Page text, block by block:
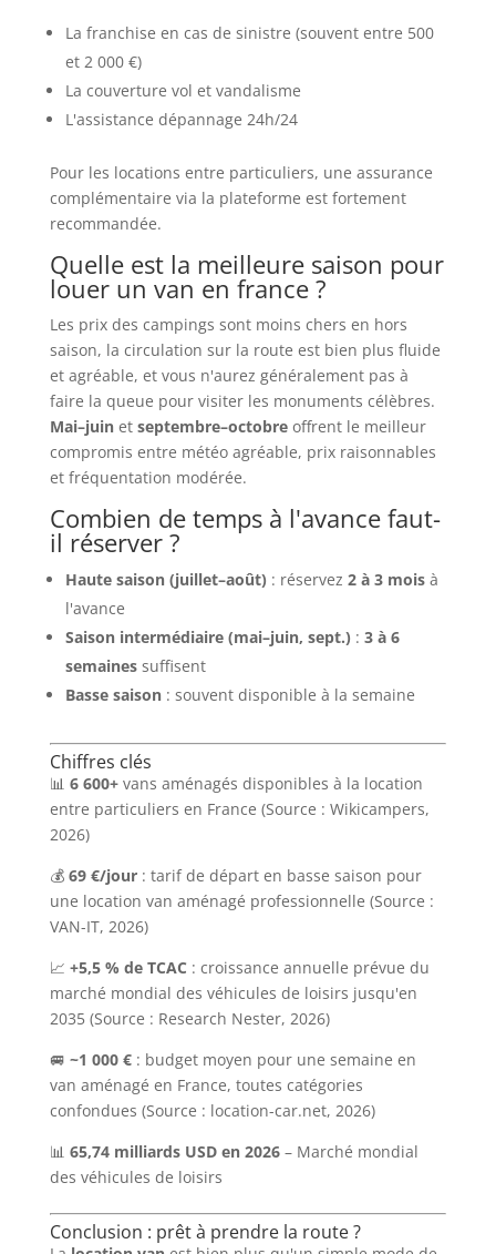
La franchise en cas de sinistre (souvent entre 500
et 2 000 €)
La couverture vol et vandalisme
L'assistance dépannage 24h/24
Pour les locations entre particuliers, une assurance
complémentaire via la plateforme est fortement
recommandée.
Quelle est la meilleure saison pour
louer un van en france ?
Les prix des campings sont moins chers en hors
saison, la circulation sur la route est bien plus fluide
et agréable, et vous n'aurez généralement pas à
faire la queue pour visiter les monuments célèbres.
Mai–juinet septembre–octobreoffrent le meilleur
compromis entre météo agréable, prix raisonnables
et fréquentation modérée.
Combien de temps à l'avance faut-
il réserver ?
Haute saison (juillet–août) : réservez 2 à 3 moisà
l'avance
Saison intermédiaire (mai–juin, sept.) : 3 à 6
semainessuffisent
Basse saison: souvent disponible à la semaine
Chiffres clés
📊 6 600+vans aménagés disponibles à la location
entre particuliers en France (Source : Wikicampers,
2026)
💰 69 €/jour: tarif de départ en basse saison pour
une location van aménagé professionnelle (Source :
VAN-IT, 2026)
📈 +5,5 % de TCAC : croissance annuelle prévue du
marché mondial des véhicules de loisirs jusqu'en
2035 (Source : Research Nester, 2026)
🚐 ~1 000 €: budget moyen pour une semaine en
van aménagé en France, toutes catégories
confondues (Source : location-car.net, 2026)
📊 65,74 milliards USD en 2026– Marché mondial
des véhicules de loisirs
Conclusion : prêt à prendre la route ?